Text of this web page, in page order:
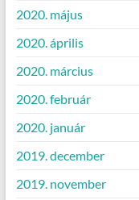
2020. május
2020. április
2020. március
2020. február
2020. január
2019. december
2019. november